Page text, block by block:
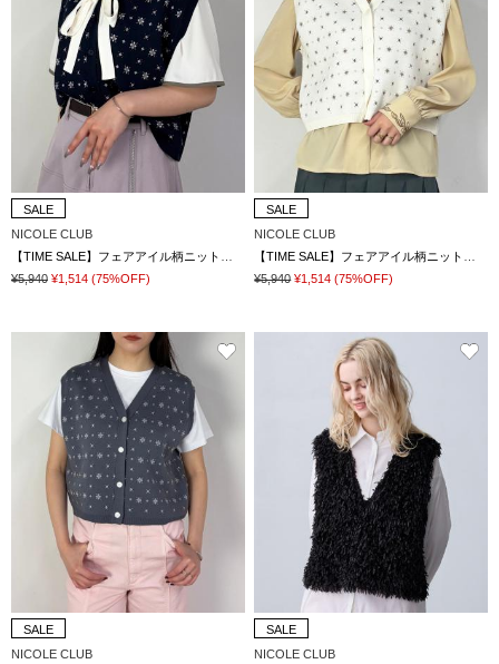
SALE
NICOLE CLUB
¥5,940 ¥1,514 (75%OFF)
SALE
NICOLE CLUB
¥5,940 ¥1,514 (75%OFF)
SALE
NICOLE CLUB
SALE
NICOLE CLUB